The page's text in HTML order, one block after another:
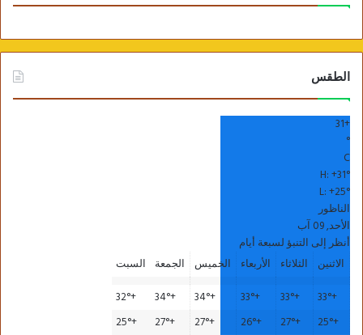
الطقس
+
31
°
C
H:+31°
L:+25°
الناظور
الأحد, 09 آب
أنظر إلى التنبؤ لسبعة أيام
الاثنين
الثلاثاء الأربعاء الخميس الجمعة
السبت
+
33°
+
33°
+
33°
+
34°
+
34°
+
32°
+
25°
+
27°
+
26°
+
27°
+
27°
+
25°